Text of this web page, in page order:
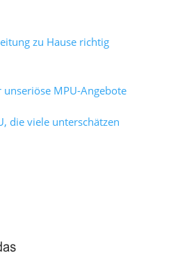
zu Hause richtig
MPU-Angebote
die viele unterschätzen